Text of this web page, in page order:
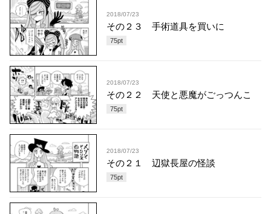
2018/07/23
その２３ 手術道具を買いに
75pt
2018/07/23
その２２ 天使と悪魔がごっつんこ
75pt
2018/07/23
その２１ 辺獄長屋の怪談
75pt